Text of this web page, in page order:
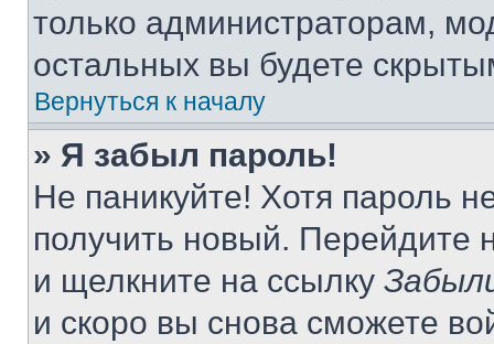
только администраторам,
остальных вы будете
Вернуться к началу
» Я забыл пароль!
Не паникуйте! Хотя пароль
получить новый. Перейдите
и щелкните на ссылку
и скоро вы снова сможете